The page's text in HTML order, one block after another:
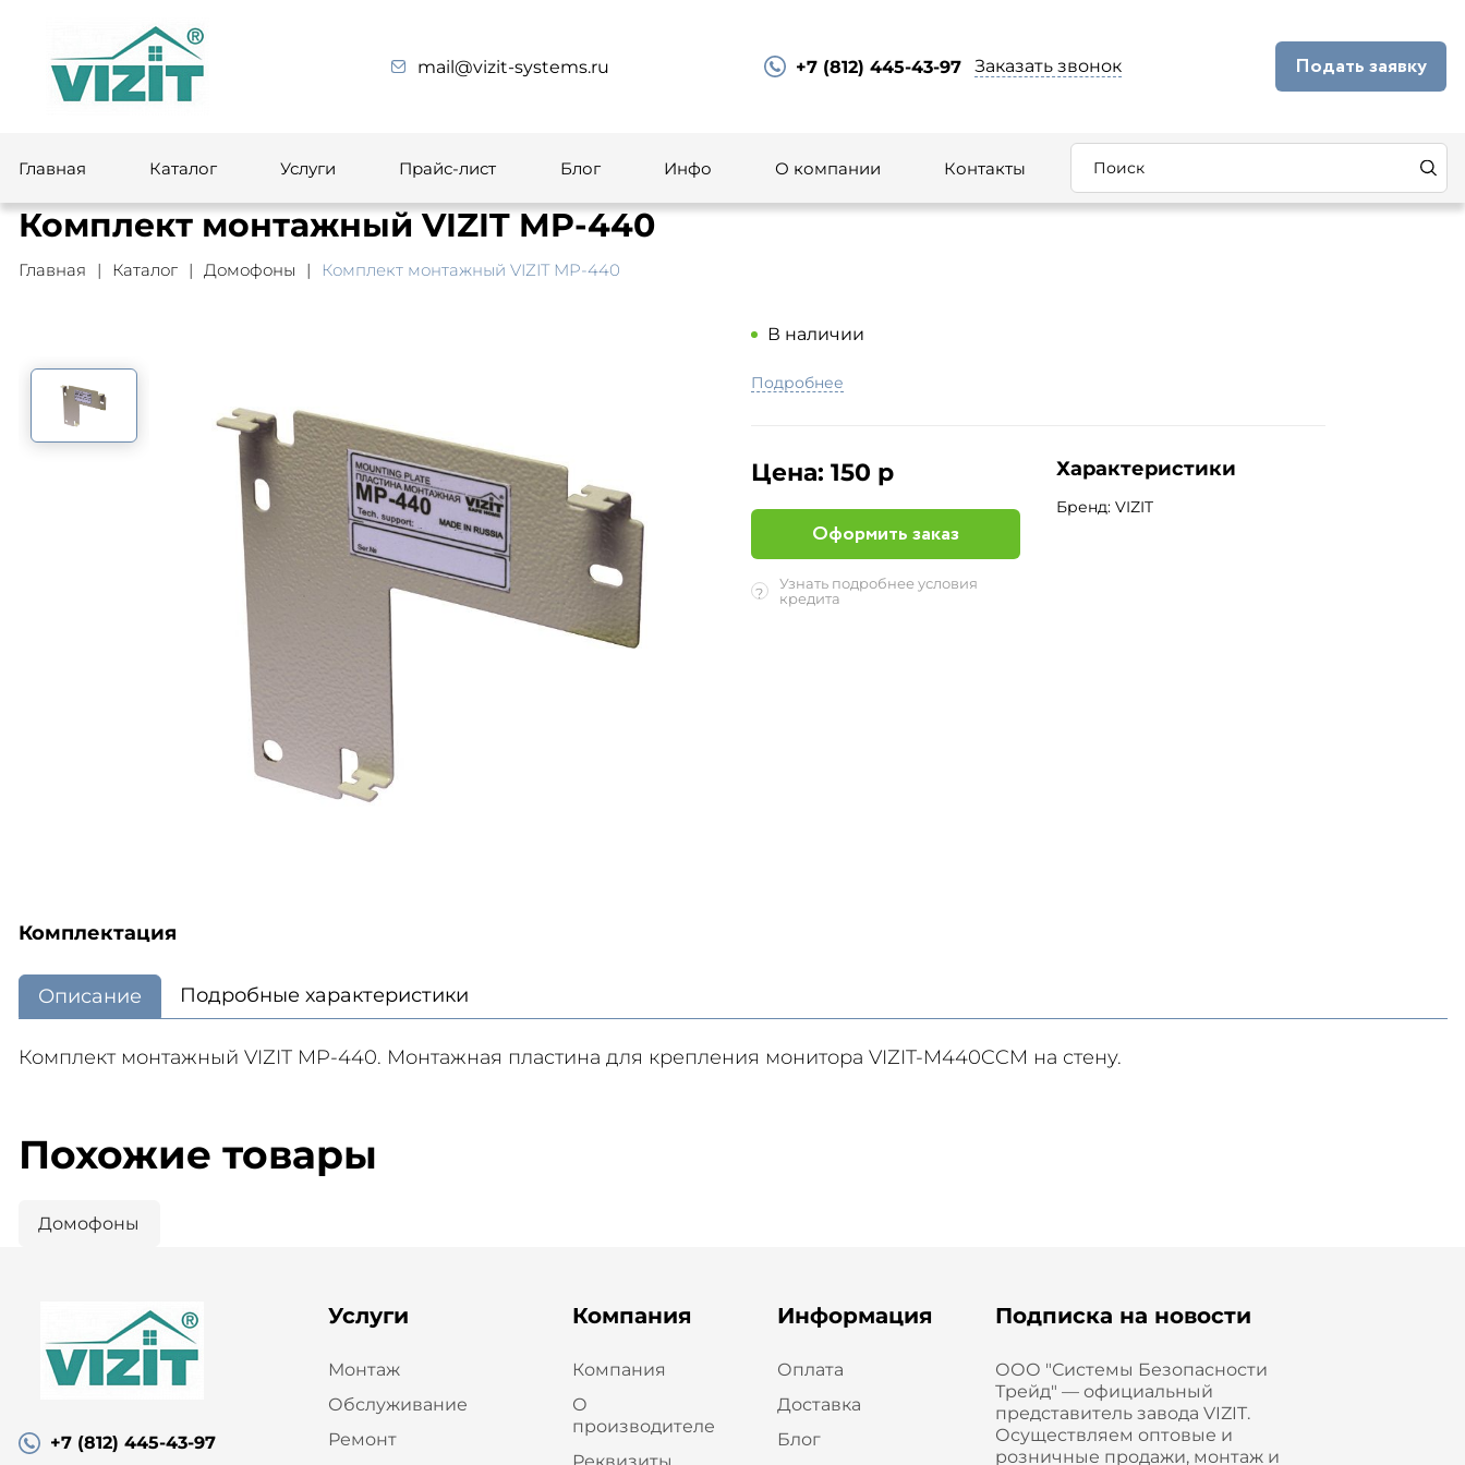
mail@vizit-systems.ru +7 (812) 445-43-97 Заказать звонок Подать заявку
Главная Каталог Услуги Прайс-лист Блог Инфо О компании Контакты
Комплект монтажный VIZIT MP-440
Главная Каталог Домофоны Комплект монтажный VIZIT MP-440
В наличии
Подробнее
Цена: 150 р
Оформить заказ
?
Узнать подробнее условия
кредита
Характеристики
Бренд: VIZIT
Комплектация
Описание Подробные характеристики
Комплект монтажный VIZIT MP-440. Монтажная пластина для крепления монитора VIZIT-M440CCM на стену.
Похожие товары
Домофоны
+7 (812) 445-43-97
Услуги
Монтаж
Обслуживание
Ремонт
Компания
Компания
О
производителе
Информация
Оплата
Доставка
Блог
Подписка на новости
ООО "Системы Безопасности
Трейд" — официальный
представитель завода VIZIT.
Осуществляем оптовые и
розничные продажи, монтаж и